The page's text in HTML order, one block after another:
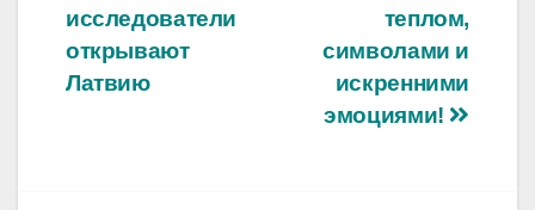
теплом,
символами и
искренними
эмоциями!
исследователи
открывают
Латвию